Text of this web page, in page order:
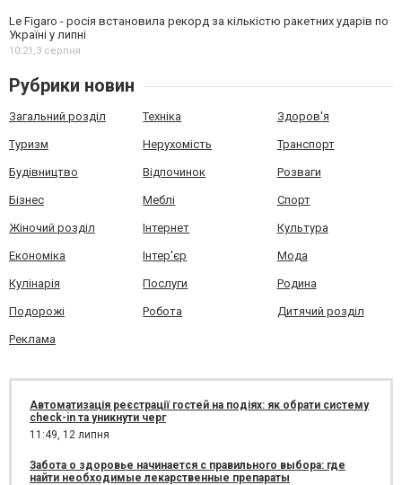
Le Figaro - росія встановила рекорд за кількістю ракетних ударів по
Україні у липні
10:21,3 серпня
Рубрики новин
Загальний розділ Техніка Здоров'я
Туризм Нерухомість Транспорт
Будівництво Відпочинок Розваги
Бізнес Меблі Спорт
Жіночий розділ Інтернет Культура
Економіка Інтер'єр Мода
Кулінарія Послуги Родина
Подорожі Робота Дитячий розділ
Реклама
Автоматизація реєстрації гостей на подіях: як обрати систему
check-in та уникнути черг
11:49, 12 липня
Забота о здоровье начинается с правильного выбора: где
найти необходимые лекарственные препараты